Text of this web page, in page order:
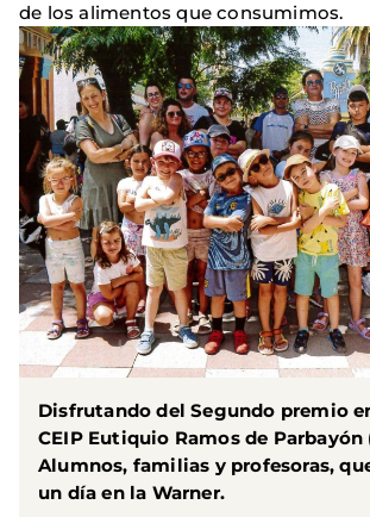
de los alimentos que consumimos.
Disfrutando del Segundo premio
CEIP Eutiquio Ramos de Parbayón
Alumnos, familias y profesoras,
un día en la Warner.